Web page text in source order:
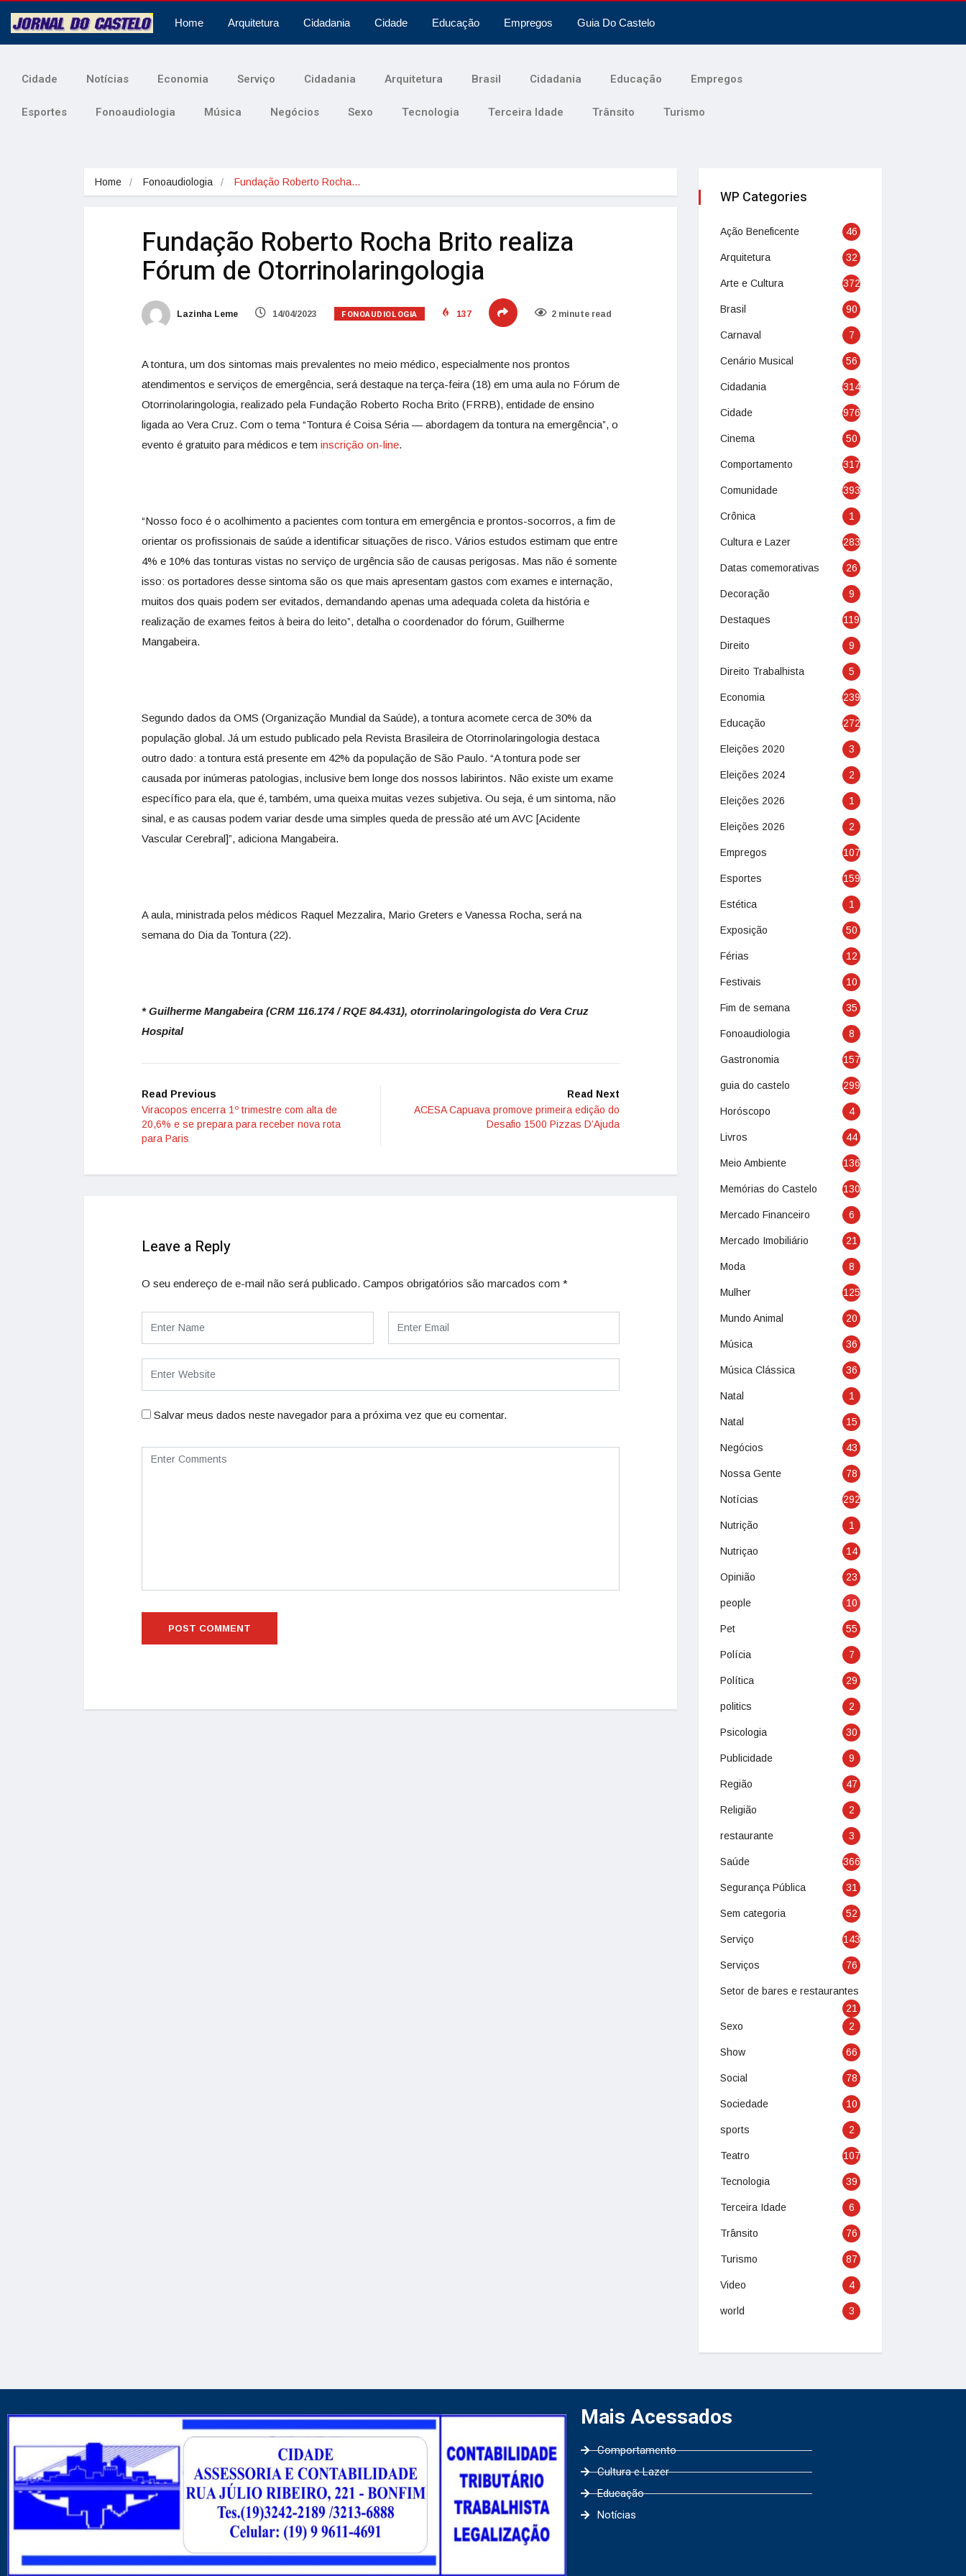
Home Arquitetura Cidadania Cidade Educação Empregos Guia Do Castelo
Cidade Notícias Economia Serviço Cidadania Arquitetura Brasil Cidadania Educação Empregos
Esportes Fonoaudiologia Música Negócios Sexo Tecnologia Terceira Idade Trânsito Turismo
Home Fonoaudiologia Fundação Roberto Rocha…
Fundação Roberto Rocha Brito realiza
Fórum de Otorrinolaringologia
Lazinha Leme 14/04/2023 FONOAUDIOLOGIA 137 2 minute read
A tontura, um dos sintomas mais prevalentes no meio médico, especialmente nos prontos
atendimentos e serviços de emergência, será destaque na terça-feira (18) em uma aula no Fórum de
Otorrinolaringologia, realizado pela Fundação Roberto Rocha Brito (FRRB), entidade de ensino
ligada ao Vera Cruz. Com o tema “Tontura é Coisa Séria — abordagem da tontura na emergência”, o
evento é gratuito para médicos e tem inscrição on-line.
“Nosso foco é o acolhimento a pacientes com tontura em emergência e prontos-socorros, a fim de
orientar os profissionais de saúde a identificar situações de risco. Vários estudos estimam que entre
4% e 10% das tonturas vistas no serviço de urgência são de causas perigosas. Mas não é somente
isso: os portadores desse sintoma são os que mais apresentam gastos com exames e internação,
muitos dos quais podem ser evitados, demandando apenas uma adequada coleta da história e
realização de exames feitos à beira do leito”, detalha o coordenador do fórum, Guilherme
Mangabeira.
Segundo dados da OMS (Organização Mundial da Saúde), a tontura acomete cerca de 30% da
população global. Já um estudo publicado pela Revista Brasileira de Otorrinolaringologia destaca
outro dado: a tontura está presente em 42% da população de São Paulo. “A tontura pode ser
causada por inúmeras patologias, inclusive bem longe dos nossos labirintos. Não existe um exame
específico para ela, que é, também, uma queixa muitas vezes subjetiva. Ou seja, é um sintoma, não
sinal, e as causas podem variar desde uma simples queda de pressão até um AVC [Acidente
Vascular Cerebral]”, adiciona Mangabeira.
A aula, ministrada pelos médicos Raquel Mezzalira, Mario Greters e Vanessa Rocha, será na
semana do Dia da Tontura (22).
* Guilherme Mangabeira (CRM 116.174 / RQE 84.431), otorrinolaringologista do Vera Cruz
Hospital
Read Previous
Viracopos encerra 1º trimestre com alta de
20,6% e se prepara para receber nova rota
para Paris
Read Next
ACESA Capuava promove primeira edição do
Desafio 1500 Pizzas D’Ajuda
Leave a Reply
O seu endereço de e-mail não será publicado. Campos obrigatórios são marcados com *
Salvar meus dados neste navegador para a próxima vez que eu comentar.
WP Categories
Ação Beneficente 46
Arquitetura 32
Arte e Cultura 372
Brasil 90
Carnaval 7
Cenário Musical 56
Cidadania 314
Cidade 976
Cinema 50
Comportamento 317
Comunidade 393
Crônica 1
Cultura e Lazer 283
Datas comemorativas 26
Decoração 9
Destaques 119
Direito 9
Direito Trabalhista 5
Economia 239
Educação 272
Eleições 2020 3
Eleições 2024 2
Eleições 2026 1
Eleições 2026 2
Empregos 107
Esportes 159
Estética 1
Exposição 50
Férias 12
Festivais 10
Fim de semana 35
Fonoaudiologia 8
Gastronomia 157
guia do castelo 299
Horóscopo 4
Livros 44
Meio Ambiente 136
Memórias do Castelo 130
Mercado Financeiro 6
Mercado Imobiliário 21
Moda 8
Mulher 125
Mundo Animal 20
Música 36
Música Clássica 36
Natal 1
Natal 15
Negócios 43
Nossa Gente 78
Notícias 292
Nutrição 1
Nutriçao 14
Opinião 23
people 10
Pet 55
Polícia 7
Política 29
politics 2
Psicologia 30
Publicidade 9
Região 47
Religião 2
restaurante 3
Saúde 366
Segurança Pública 31
Sem categoria 52
Serviço 143
Serviços 76
Setor de bares e restaurantes
21
Sexo
2
Show 66
Social 78
Sociedade 10
sports 2
Teatro 107
Tecnologia 39
Terceira Idade 6
Trânsito 76
Turismo 87
Video 4
world 3
Mais Acessados
Comportamento
Cultura e Lazer
Educação
Notícias